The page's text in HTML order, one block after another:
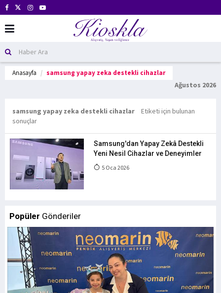
Anasayfa samsung yapay zeka destekli cihazlar
Ağustos 2026
samsung yapay zeka destekli cihazlar
Etiketi için bulunan
sonuçlar
Samsung'dan Yapay Zekâ Destekli
Yeni Nesil Cihazlar ve Deneyimler
5 Oca 2026
Popüler Gönderiler